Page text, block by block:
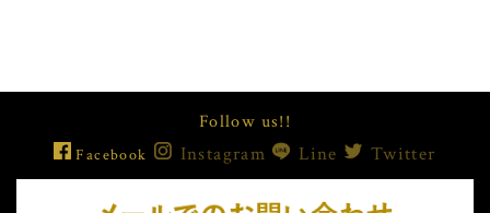
Follow us!!
Facebook Instagram Line Twitter